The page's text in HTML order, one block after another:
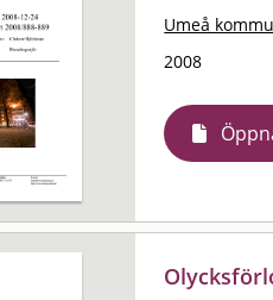
Umeå
2008